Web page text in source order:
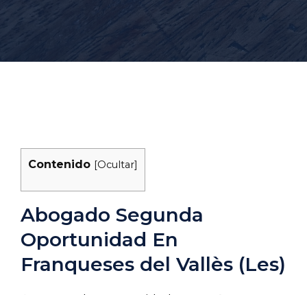
Contenido [Ocultar]
Abogado Segunda
Oportunidad En
Franqueses del Vallès (Les)